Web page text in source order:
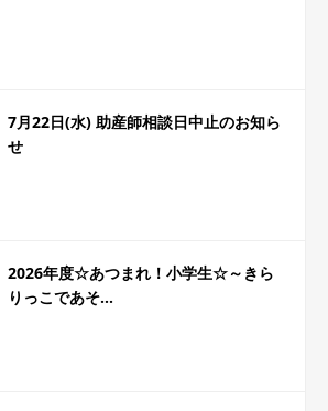
7月22日(水) 助産師相談日中止のお知ら
せ
2026年度☆あつまれ！小学生☆～きら
りっこであそ...